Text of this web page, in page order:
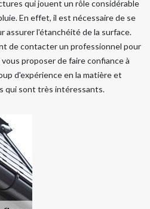
qui jouent un rôle considérable
En effet, il est nécessaire de se
assurer l'étanchéité de la surface.
de contacter un professionnel pour
proposer de faire confiance à
d'expérience en la matière et
qui sont très intéressants.